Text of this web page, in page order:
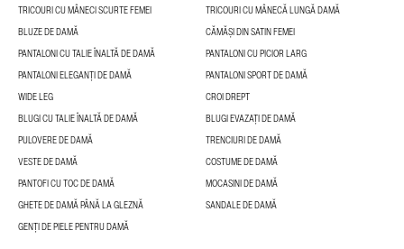
TRICOURI CU MÂNECI SCURTE FEMEI
TRICOURI CU MÂNECĂ LUNGĂ DAMĂ
BLUZE DE DAMĂ
CĂMĂȘI DIN SATIN FEMEI
PANTALONI CU TALIE ÎNALTĂ DE DAMĂ
PANTALONI CU PICIOR LARG
PANTALONI ELEGANȚI DE DAMĂ
PANTALONI SPORT DE DAMĂ
WIDE LEG
CROI DREPT
BLUGI CU TALIE ÎNALTĂ DE DAMĂ
BLUGI EVAZAȚI DE DAMĂ
PULOVERE DE DAMĂ
TRENCIURI DE DAMĂ
VESTE DE DAMĂ
COSTUME DE DAMĂ
PANTOFI CU TOC DE DAMĂ
MOCASINI DE DAMĂ
GHETE DE DAMĂ PÂNĂ LA GLEZNĂ
SANDALE DE DAMĂ
GENȚI DE PIELE PENTRU DAMĂ